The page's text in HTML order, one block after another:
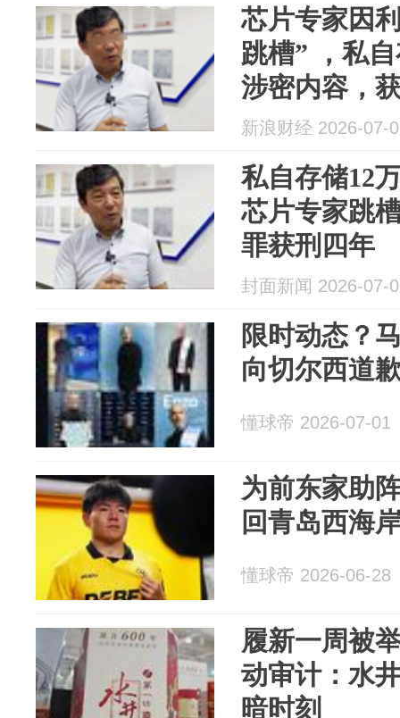
芯片专家因
跳槽” ，私
涉密内容，
新浪财经 2026-07-
私自存储12
芯片专家跳
罪获刑四年
封面新闻 2026-07-
限时动态？
向切尔西道
懂球帝 2026-07-01
为前东家助
回青岛西海
懂球帝 2026-06-28
履新一周被
动审计：水
暗时刻